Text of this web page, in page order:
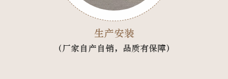
生产安装
（厂家自产自销，品质有保障）